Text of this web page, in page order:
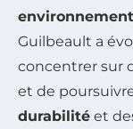
Guilbeault a
concentrer sur
et de
durabilité et